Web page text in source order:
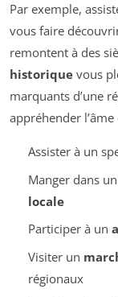
Par exemple,
vous faire
remontent à des
historique vous
marquants d’une
appréhender
Assister à un
Manger dans
locale
Participer à un
Visiter un
régionaux